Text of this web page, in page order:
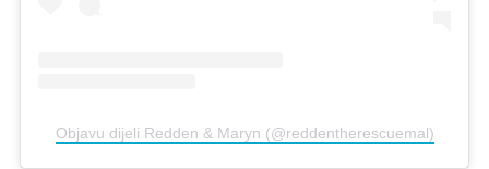
Objavu dijeli Redden & Maryn (@reddentherescuemal)